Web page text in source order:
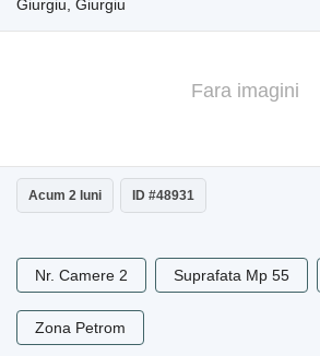
Giurgiu, Giurgiu
Fara imagini
Acum 2 luni ID #48931
Nr. Camere 2 Suprafata Mp 55
Zona Petrom